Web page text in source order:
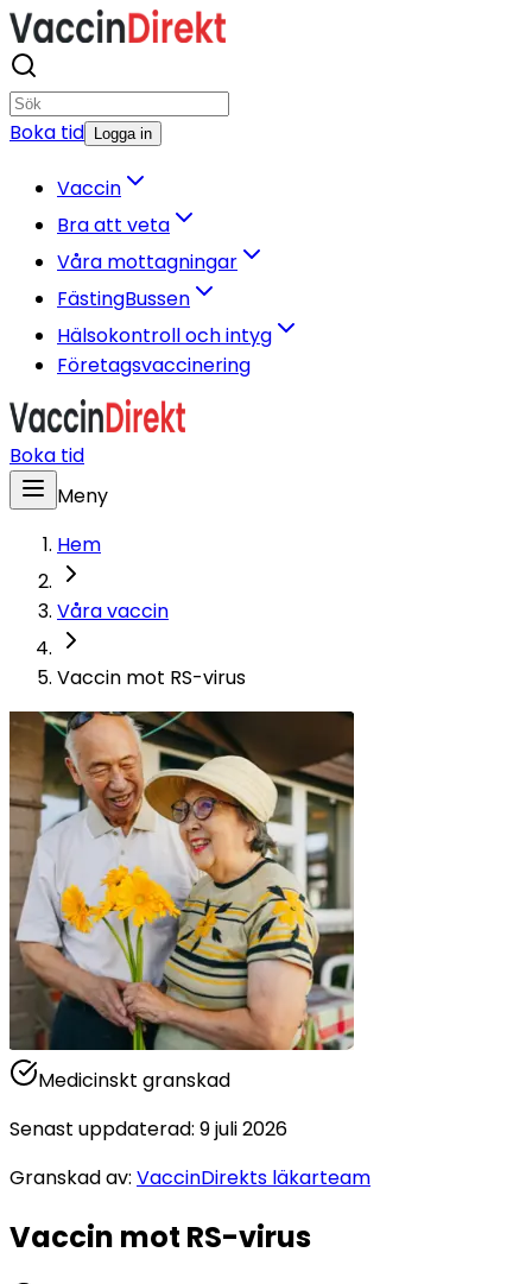
Boka tid Logga in
Vaccin
Bra att veta
Våra mottagningar
FästingBussen
Hälsokontroll och intyg
Företagsvaccinering
Boka tid
Meny
Hem
Våra vaccin
Vaccin mot RS-virus
Medicinskt granskad
Senast uppdaterad: 9 juli 2026
Granskad av: VaccinDirekts läkarteam
Vaccin mot RS-virus